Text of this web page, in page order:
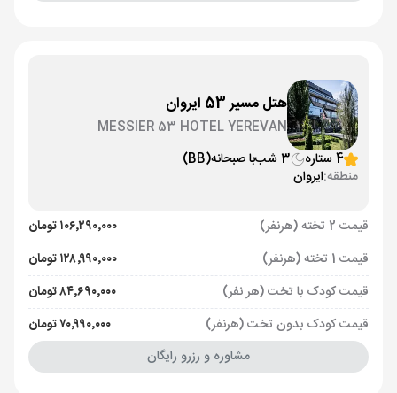
هتل مسیر 53 ایروان
MESSIER 53 HOTEL YEREVAN
4 ستاره
3 شب با صبحانه(BB)
منطقه:ایروان
قیمت 2 تخته (هرنفر)
۱۰۶٬۲۹۰٬۰۰۰ تومان
قیمت 1 تخته (هرنفر)
۱۲۸٬۹۹۰٬۰۰۰ تومان
قیمت کودک با تخت (هر نفر)
۸۴٬۶۹۰٬۰۰۰ تومان
قیمت کودک بدون تخت (هرنفر)
۷۰٬۹۹۰٬۰۰۰ تومان
مشاوره و رزرو رایگان